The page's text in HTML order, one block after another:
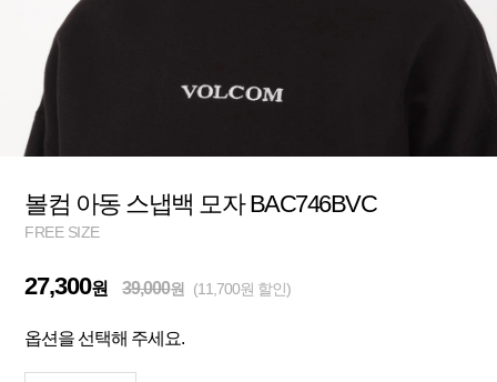
볼컴 아동 스냅백 모자 BAC746BVC
FREE SIZE
27,300원 39,000원 (11,700원 할인)
옵션을 선택해 주세요.